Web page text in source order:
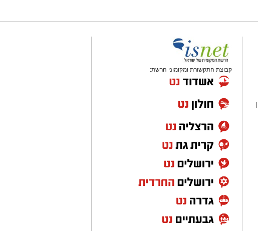
קבוצת התקשורת ומקומוני הרשת: